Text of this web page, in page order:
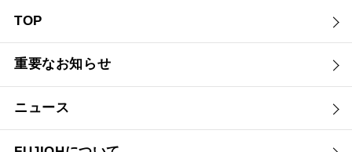
TOP
重要なお知らせ
ニュース